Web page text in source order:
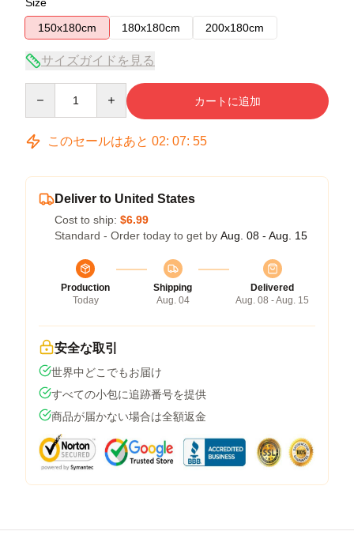
150x180cm
180x180cm 200x180cm
サイズガイドを見る
カートに追加
このセールはあと 02: 07: 54
Deliver to United States
Cost to ship: $6.99
Standard - Order today to get by Aug. 08 - Aug. 15
Production
Today
Shipping
Aug. 04
Delivered
Aug. 08 - Aug. 15
安全な取引
世界中どこでもお届け
すべての小包に追跡番号を提供
商品が届かない場合は全額返金